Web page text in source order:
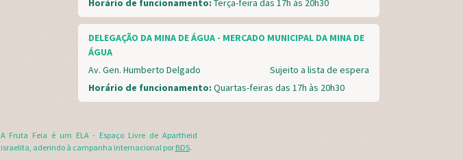
Horário de funcionamento: Terça-feira das 17h às 20h30
DELEGAÇÃO DA MINA DE ÁGUA - MERCADO MUNICIPAL DA MINA DE
ÁGUA
Av. Gen. Humberto Delgado
Sujeito a lista de espera
Horário de funcionamento: Quartas-feiras das 17h às 20h30
A Fruta Feia é um ELA - Espaço Livre de Apartheid
israelita, aderindo à campanha internacional por BDS.